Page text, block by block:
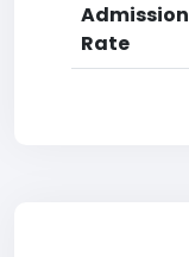
Admission
Rate